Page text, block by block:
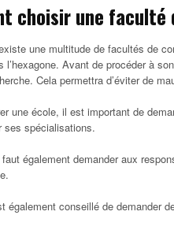
choisir une faculté
une multitude de facultés de
l’hexagone. Avant de procéder à
Cela permettra d’éviter de
une école, il est important de
ses spécialisations.
également demander aux
également conseillé de demander